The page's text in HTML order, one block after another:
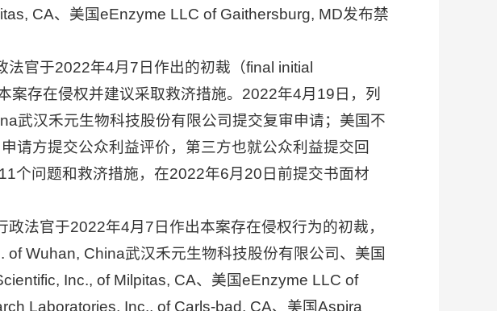
CA、美国eEnzyme LLC of Gaithersburg, MD发布禁
官于2022年4月7日作出的初裁（final initial
存在侵权并建议采取救济措施。2022年4月19日，列
武汉禾元生物科技股份有限公司提交复审申请；美国不
请方提交公众利益评价，第三方也就公众利益提交回
个问题和救济措施，在2022年6月20日前提交书面材
官于2022年4月7日作出本案存在侵权行为的初裁，
Wuhan, China武汉禾元生物科技股份有限公司、美国
Inc., of Milpitas, CA、美国eEnzyme LLC of
Laboratories, Inc., of Carls-bad, CA、美国Aspira